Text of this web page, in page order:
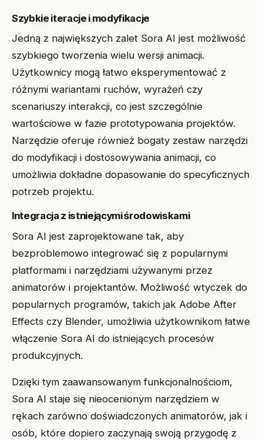
Szybkie iteracje i modyfikacje
Jedną z największych zalet Sora AI jest możliwość
szybkiego tworzenia wielu wersji animacji.
Użytkownicy mogą łatwo eksperymentować z
różnymi wariantami ruchów, wyrażeń czy
scenariuszy interakcji, co jest szczególnie
wartościowe w fazie prototypowania projektów.
Narzędzie oferuje również bogaty zestaw narzędzi
do modyfikacji i dostosowywania animacji, co
umożliwia dokładne dopasowanie do specyficznych
potrzeb projektu.
Integracja z istniejącymi środowiskami
Sora AI jest zaprojektowane tak, aby
bezproblemowo integrować się z popularnymi
platformami i narzędziami używanymi przez
animatorów i projektantów. Możliwość wtyczek do
popularnych programów, takich jak Adobe After
Effects czy Blender, umożliwia użytkownikom łatwe
włączenie Sora AI do istniejących procesów
produkcyjnych.
Dzięki tym zaawansowanym funkcjonalnościom,
Sora AI staje się nieocenionym narzędziem w
rękach zarówno doświadczonych animatorów, jak i
osób, które dopiero zaczynają swoją przygodę z